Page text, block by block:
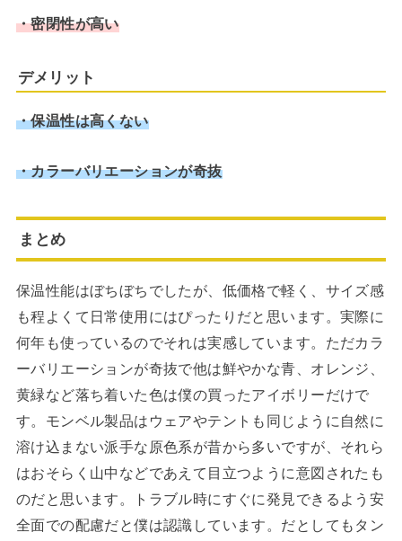
・密閉性が高い
デメリット
・保温性は高くない
・カラーバリエーションが奇抜
まとめ
保温性能はぼちぼちでしたが、低価格で軽く、サイズ感
も程よくて日常使用にはぴったりだと思います。実際に
何年も使っているのでそれは実感しています。ただカラ
ーバリエーションが奇抜で他は鮮やかな青、オレンジ、
黄緑など落ち着いた色は僕の買ったアイボリーだけで
す。モンベル製品はウェアやテントも同じように自然に
溶け込まない派手な原色系が昔から多いですが、それら
はおそらく山中などであえて目立つように意図されたも
のだと思います。トラブル時にすぐに発見できるよう安
全面での配慮だと僕は認識しています。だとしてもタン